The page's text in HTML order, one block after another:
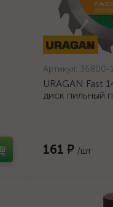
Артикул: 36800-
URAGAN Fast
диск пильный
161 ₽ /шт